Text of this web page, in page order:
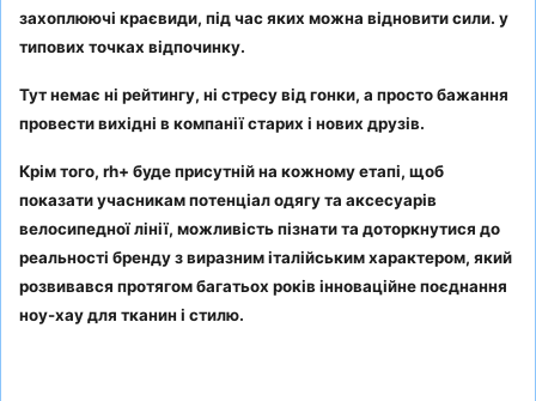
захоплюючі краєвиди, під час яких можна відновити сили. у
типових точках відпочинку.
Тут немає ні рейтингу, ні стресу від гонки, а просто бажання
провести вихідні в компанії старих і нових друзів.
Крім того, rh+ буде присутній на кожному етапі, щоб
показати учасникам потенціал одягу та аксесуарів
велосипедної лінії, можливість пізнати та доторкнутися до
реальності бренду з виразним італійським характером, який
розвивався протягом багатьох років інноваційне поєднання
ноу-хау для тканин і стилю.